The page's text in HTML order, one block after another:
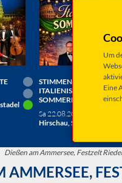
Um
Eine
STIMMEN DER BERGE:
ITALIENISCHE
SOMMERNACHT
Sa 22.08.2026
Hirschau, Schlosshof
Dießen am Ammersee, Festzelt
AMMERSEE,